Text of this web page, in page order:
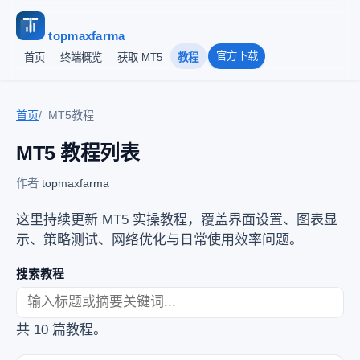
topmaxfarma
首页 终端概览 获取 MT5 教程 官方下载
首页 MT5教程
MT5 教程列表
作者 topmaxfarma
这里持续更新 MT5 实操教程，覆盖界面设置、图表显
示、策略测试、网络优化与日常使用效率问题。
搜索教程
共 10 篇教程。